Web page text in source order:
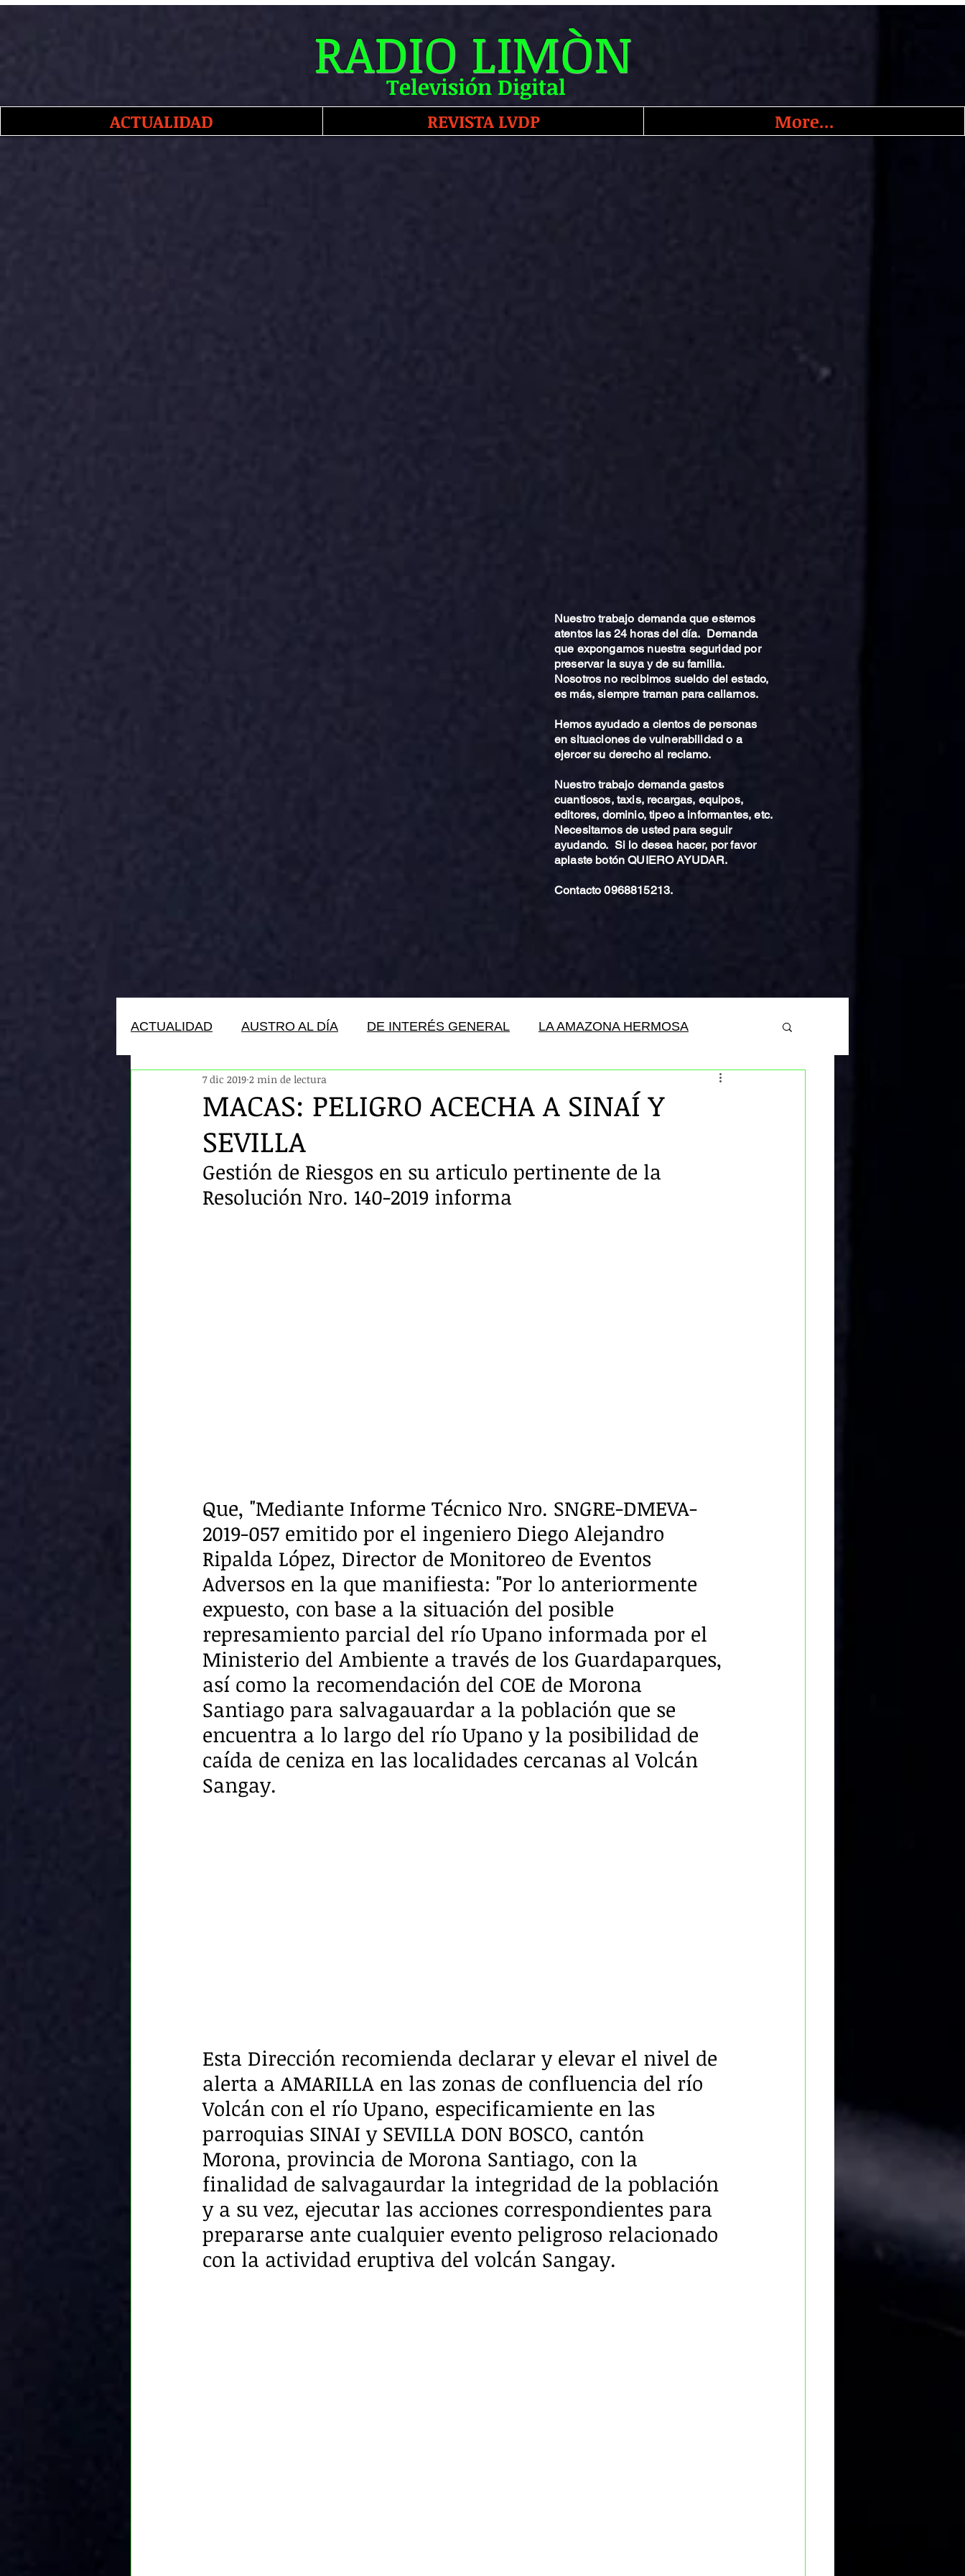
Nuestro trabajo demanda que estemos
atentos las 24 horas del día. Demanda
que expongamos nuestra seguridad por
preservar la suya y de su familia.
Nosotros no recibimos sueldo del estado,
es más, siempre traman para callarnos.
Hemos ayudado a cientos de personas
en situaciones de vulnerabilidad o a
ejercer su derecho al reclamo.
Nuestro trabajo demanda gastos
cuantiosos, taxis, recargas, equipos,
editores, dominio, tipeo a informantes, etc.
Necesitamos de usted para seguir
ayudando. Si lo desea hacer, por favor
aplaste botón QUIERO AYUDAR.
Contacto 0968815213.
ACTUALIDAD AUSTRO AL DÍA DE INTERÉS GENERAL LA AMAZONA HERMOSA
HUMANOS DEL ECUADOR
MACAS: PELIGRO ACECHA A SINAÍ Y
SEVILLA
7 dic 2019 2 min de lectura
Gestión de Riesgos en su articulo pertinente de la
Resolución Nro. 140-2019 informa
Que, "Mediante Informe Técnico Nro. SNGRE-DMEVA-
2019-057 emitido por el ingeniero Diego Alejandro
Ripalda López, Director de Monitoreo de Eventos
Adversos en la que manifiesta: "Por lo anteriormente
expuesto, con base a la situación del posible
represamiento parcial del río Upano informada por el
Ministerio del Ambiente a través de los Guardaparques,
así como la recomendación del COE de Morona
Santiago para salvagauardar a la población que se
encuentra a lo largo del río Upano y la posibilidad de
caída de ceniza en las localidades cercanas al Volcán
Sangay.
Esta Dirección recomienda declarar y elevar el nivel de
alerta a AMARILLA en las zonas de confluencia del río
Volcán con el río Upano, especificamiente en las
parroquias SINAI y SEVILLA DON BOSCO, cantón
Morona, provincia de Morona Santiago, con la
finalidad de salvagaurdar la integridad de la población
y a su vez, ejecutar las acciones correspondientes para
prepararse ante cualquier evento peligroso relacionado
con la actividad eruptiva del volcán Sangay.
Televisión Digital
RADIO LIMÒN
ACTUALIDAD REVISTA LVDP More...